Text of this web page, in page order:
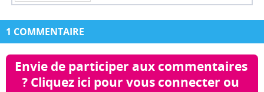
1 COMMENTAIRE
Envie de participer aux commentaires
? Cliquez ici pour vous connecter ou